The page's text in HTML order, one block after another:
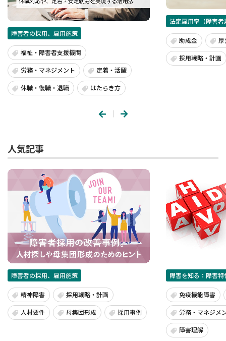
障害者の採用、雇用施策
福祉・障害者支援機関
労務・マネジメント 定着・活躍
休職・復職・退職 はたらき方
法定雇用率（障害
助成金
採用戦略・計画
人気記事
障害者の採用、雇用施策
精神障害 採用戦略・計画
人材要件 母集団形成 採用事例
障害を知る：障害
免疫機能障害
労務・マネジメ
障害理解